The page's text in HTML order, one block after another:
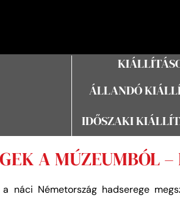
ÁLLANDÓ
IDŐSZAKI
A MÚZEUMBÓL
náci Németország hadserege